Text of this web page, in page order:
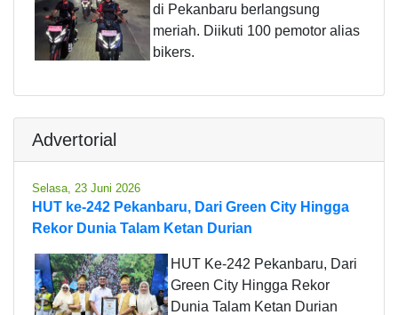
di Pekanbaru berlangsung
meriah. Diikuti 100 pemotor alias
bikers.
Advertorial
Selasa, 23 Juni 2026
HUT ke-242 Pekanbaru, Dari Green City Hingga
Rekor Dunia Talam Ketan Durian
HUT Ke-242 Pekanbaru, Dari
Green City Hingga Rekor
Dunia Talam Ketan Durian